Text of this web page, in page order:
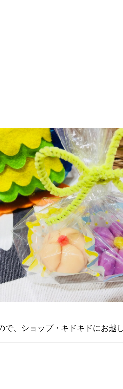
、ショップ・キドキドにお越